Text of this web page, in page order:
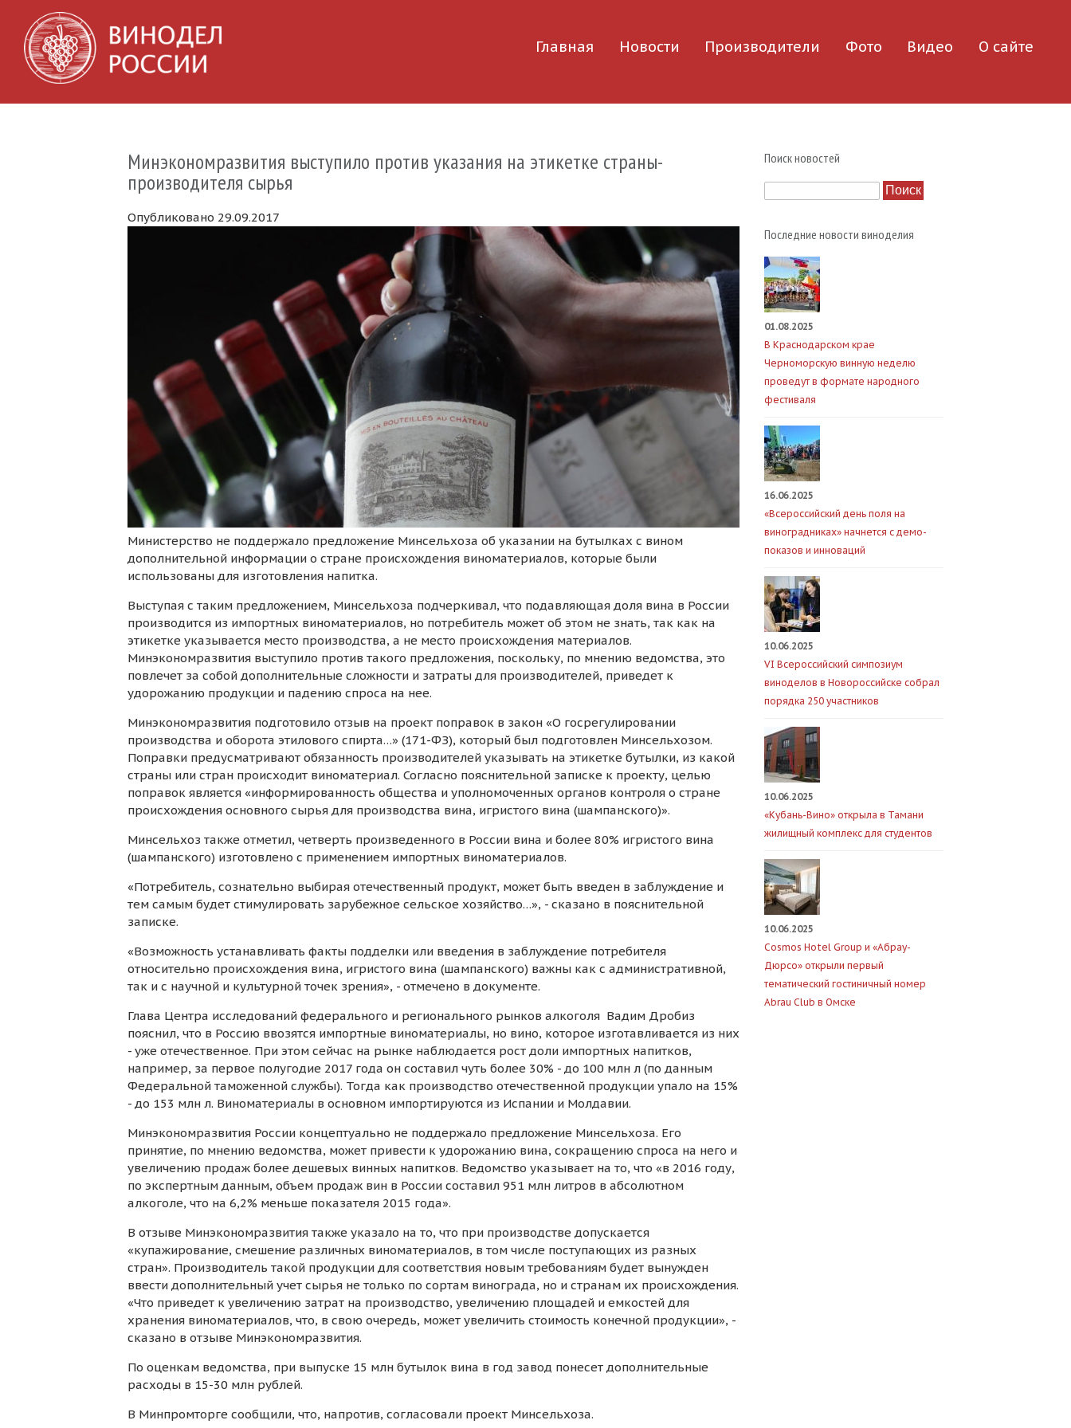
Главная Новости Производители Фото Видео О сайте
Минэкономразвития выступило против указания на этикетке страны-
производителя сырья
Опубликовано 29.09.2017
Министерство не поддержало предложение Минсельхоза об указании на бутылках с вином
дополнительной информации о стране происхождения виноматериалов, которые были
использованы для изготовления напитка.
Выступая с таким предложением, Минсельхоза подчеркивал, что подавляющая доля вина в России
производится из импортных виноматериалов, но потребитель может об этом не знать, так как на
этикетке указывается место производства, а не место происхождения материалов.
Минэкономразвития выступило против такого предложения, поскольку, по мнению ведомства, это
повлечет за собой дополнительные сложности и затраты для производителей, приведет к
удорожанию продукции и падению спроса на нее.
Минэкономразвития подготовило отзыв на проект поправок в закон «О госрегулировании
производства и оборота этилового спирта…» (171-ФЗ), который был подготовлен Минсельхозом.
Поправки предусматривают обязанность производителей указывать на этикетке бутылки, из какой
страны или стран происходит виноматериал. Согласно пояснительной записке к проекту, целью
поправок является «информированность общества и уполномоченных органов контроля о стране
происхождения основного сырья для производства вина, игристого вина (шампанского)».
Минсельхоз также отметил, четверть произведенного в России вина и более 80% игристого вина
(шампанского) изготовлено с применением импортных виноматериалов.
«Потребитель, сознательно выбирая отечественный продукт, может быть введен в заблуждение и
тем самым будет стимулировать зарубежное сельское хозяйство…», - сказано в пояснительной
записке.
«Возможность устанавливать факты подделки или введения в заблуждение потребителя
относительно происхождения вина, игристого вина (шампанского) важны как с административной,
так и с научной и культурной точек зрения», - отмечено в документе.
Глава Центра исследований федерального и регионального рынков алкоголя Вадим Дробиз
пояснил, что в Россию ввозятся импортные виноматериалы, но вино, которое изготавливается из них
- уже отечественное. При этом сейчас на рынке наблюдается рост доли импортных напитков,
например, за первое полугодие 2017 года он составил чуть более 30% - до 100 млн л (по данным
Федеральной таможенной службы). Тогда как производство отечественной продукции упало на 15%
- до 153 млн л. Виноматериалы в основном импортируются из Испании и Молдавии.
Минэкономразвития России концептуально не поддержало предложение Минсельхоза. Его
принятие, по мнению ведомства, может привести к удорожанию вина, сокращению спроса на него и
увеличению продаж более дешевых винных напитков. Ведомство указывает на то, что «в 2016 году,
по экспертным данным, объем продаж вин в России составил 951 млн литров в абсолютном
алкоголе, что на 6,2% меньше показателя 2015 года».
В отзыве Минэкономразвития также указало на то, что при производстве допускается
«купажирование, смешение различных виноматериалов, в том числе поступающих из разных
стран». Производитель такой продукции для соответствия новым требованиям будет вынужден
ввести дополнительный учет сырья не только по сортам винограда, но и странам их происхождения.
«Что приведет к увеличению затрат на производство, увеличению площадей и емкостей для
хранения виноматериалов, что, в свою очередь, может увеличить стоимость конечной продукции», -
сказано в отзыве Минэкономразвития.
По оценкам ведомства, при выпуске 15 млн бутылок вина в год завод понесет дополнительные
расходы в 15-30 млн рублей.
В Минпромторге сообщили, что, напротив, согласовали проект Минсельхоза.
Поиск новостей
Последние новости виноделия
01.08.2025
В Краснодарском крае
Черноморскую винную неделю
проведут в формате народного
фестиваля
16.06.2025
«Всероссийский день поля на
виноградниках» начнется с демо-
показов и инноваций
10.06.2025
VI Всероссийский симпозиум
виноделов в Новороссийске собрал
порядка 250 участников
10.06.2025
«Кубань-Вино» открыла в Тамани
жилищный комплекс для студентов
10.06.2025
Cosmos Hotel Group и «Абрау-
Дюрсо» открыли первый
тематический гостиничный номер
Abrau Club в Омске